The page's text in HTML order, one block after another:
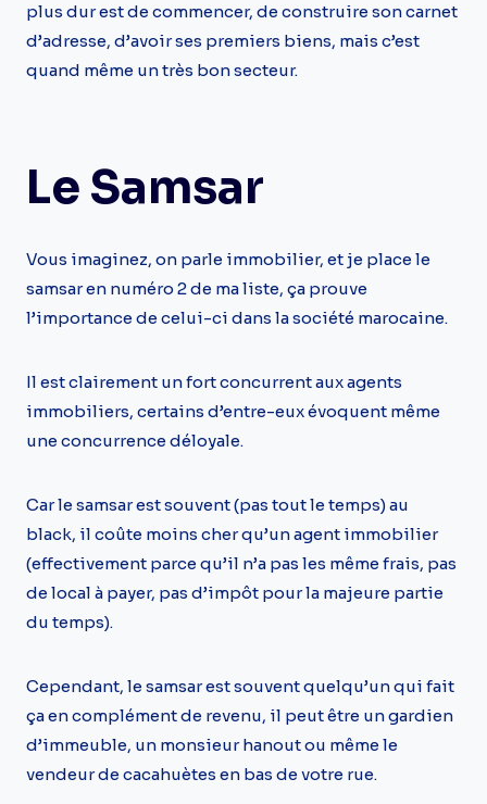
plus dur est de commencer, de construire son carnet
d’adresse, d’avoir ses premiers biens, mais c’est
quand même un très bon secteur.
Le Samsar
Vous imaginez, on parle immobilier, et je place le
samsar en numéro 2 de ma liste, ça prouve
l’importance de celui-ci dans la société marocaine.
Il est clairement un fort concurrent aux agents
immobiliers, certains d’entre-eux évoquent même
une concurrence déloyale.
Car le samsar est souvent (pas tout le temps) au
black, il coûte moins cher qu’un agent immobilier
(effectivement parce qu’il n’a pas les même frais, pas
de local à payer, pas d’impôt pour la majeure partie
du temps).
Cependant, le samsar est souvent quelqu’un qui fait
ça en complément de revenu, il peut être un gardien
d’immeuble, un monsieur hanout ou même le
vendeur de cacahuètes en bas de votre rue.